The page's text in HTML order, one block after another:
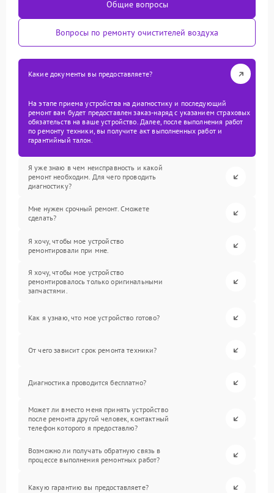
Общие вопросы
Вопросы по ремонту очистителей воздуха
Какие документы вы предоставляете?
На этапе приема устройства на диагностику и последующий
ремонт вам будет предоставлен заказ-наряд с указанием страховых
обязательств на ваше устройство. Далее, после выполнения работ
по ремонту техники, вы получите акт выполненных работ и
гарантийный талон.
Я уже знаю в чем неисправность и какой
ремонт необходим. Для чего проводить
диагностику?
Мне нужен срочный ремонт. Сможете
сделать?
Я хочу, чтобы мое устройство
ремонтировали при мне.
Я хочу, чтобы мое устройство
ремонтировалось только оригинальными
запчастями.
Как я узнаю, что мое устройство готово?
От чего зависит срок ремонта техники?
Диагностика проводится бесплатно?
Может ли вместо меня принять устройство
после ремонта другой человек, контактный
телефон которого я предоставлю?
Возможно ли получать обратную связь в
процессе выполнения ремонтных работ?
Какую гарантию вы предоставляете?